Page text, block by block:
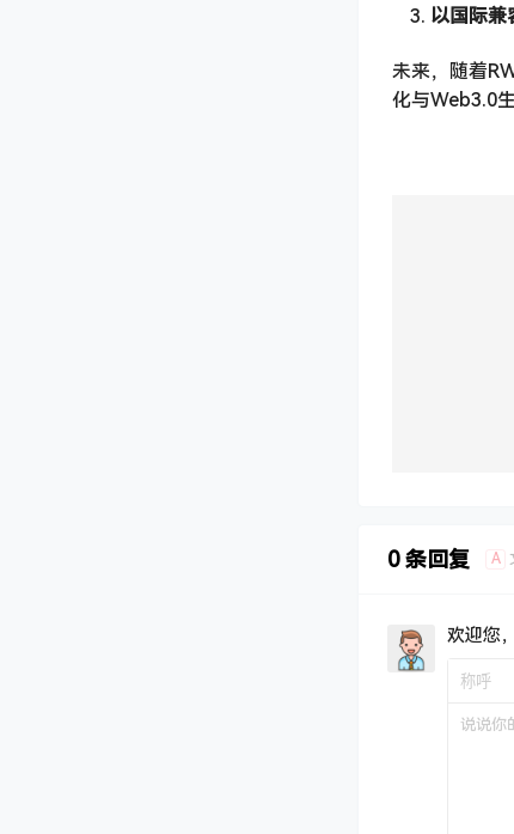
以国际兼
未来，随着
化与Web3.0
0 条回复 A
欢迎您